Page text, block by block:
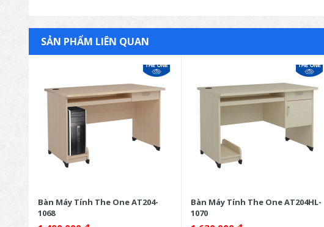
SẢN PHẨM LIÊN QUAN
Bàn Máy Tính The One AT204-
1068
Bàn Máy Tính The One AT204HL-
1070